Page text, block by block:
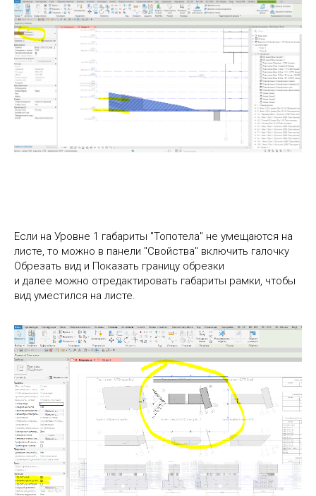
Если на Уровне 1 габариты "Топотела" не умещаются на
листе, то можно в панели "Свойства" включить галочку
Обрезать вид и Показать границу обрезки
и далее можно отредактировать габариты рамки, чтобы
вид уместился на листе.